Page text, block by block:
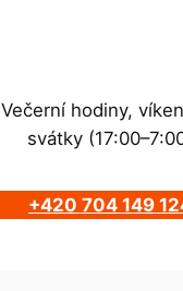
Večerní hodiny,
svátky
+420 704 149